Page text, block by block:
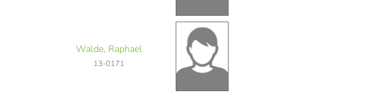
Walde, Raphael
13-0171